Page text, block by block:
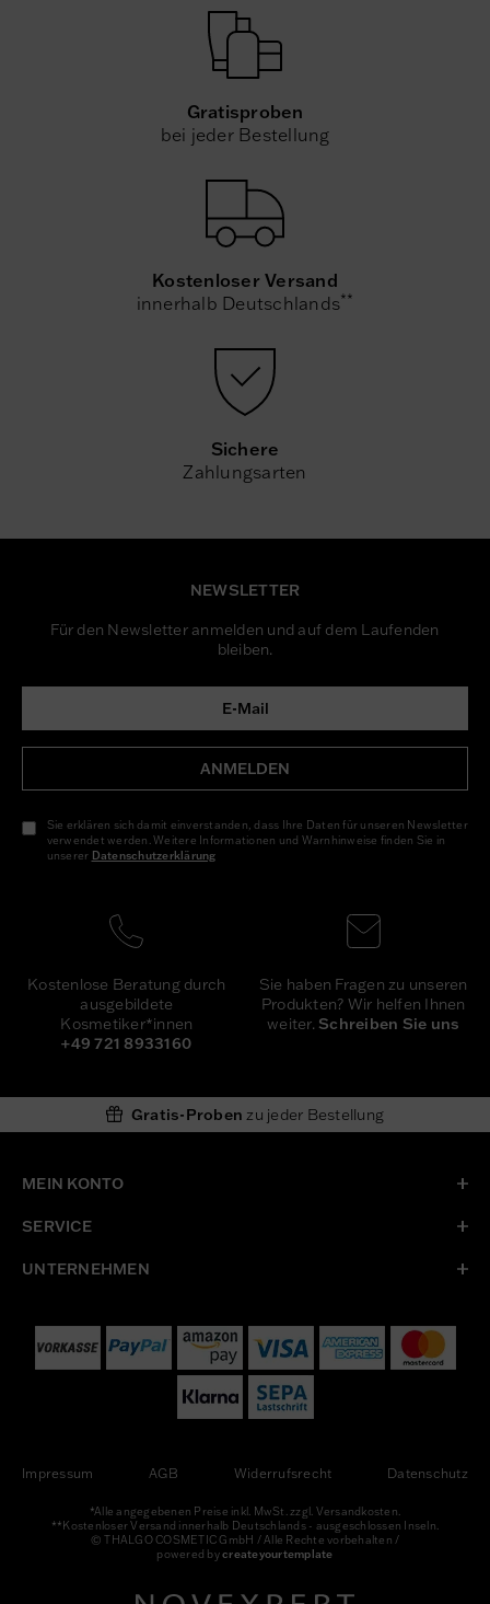
Gratisproben
bei jeder Bestellung
Kostenloser Versand
innerhalb Deutschlands**
Sichere
Zahlungsarten
NEWSLETTER
Für den Newsletter anmelden und auf dem Laufenden
bleiben.
ANMELDEN
Sie erklären sich damit einverstanden, dass Ihre Daten für unseren Newsletter
verwendet werden. Weitere Informationen und Warnhinweise finden Sie in
unserer Daten­schutz­erklärung
Kostenlose Beratung durch
ausgebildete
Kosmetiker*innen
+49 721 8933160
Sie haben Fragen zu unseren
Produkten? Wir helfen Ihnen
weiter. Schreiben Sie uns
Gratis-Proben zu jeder Bestellung
MEIN KONTO
SERVICE
UNTERNEHMEN
Impressum AGB Widerrufsrecht Datenschutz
*Alle angegebenen Preise inkl. MwSt. zzgl. Versandkosten.
**Kostenloser Versand innerhalb Deutschlands - ausgeschlossen Inseln.
© THALGO COSMETIC GmbH / Alle Rechte vorbehalten /
powered bycreateyourtemplate